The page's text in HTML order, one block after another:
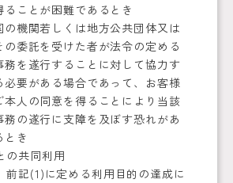
ることが困難であるとき
の機関若しくは地方公共団体又は
の委託を受けた者が法令の定める
務を遂行することに対して協力す
必要がある場合であって、お客様
本人の同意を得ることにより当該
務の遂行に支障を及ぼす恐れがあ
とき
の共同利用
前記(1)に定める利用目的の達成に